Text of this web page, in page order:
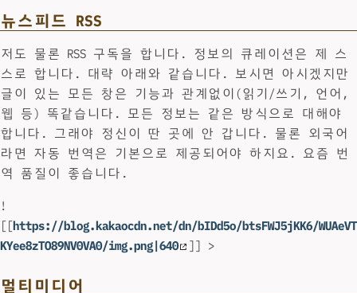
뉴스피드 RSS
저도 물론 RSS 구독을 합니다. 정보의 큐레이션은 제 스
스로 합니다. 대략 아래와 같습니다. 보시면 아시겠지만
글이 있는 모든 창은 기능과 관계없이(읽기/쓰기, 언어,
웹 등) 똑같습니다. 모든 정보는 같은 방식으로 대해야
합니다. 그래야 정신이 딴 곳에 안 갑니다. 물론 외국어
라면 자동 번역은 기본으로 제공되어야 하지요. 요즘 번
역 품질이 좋습니다.
!
[[https://blog.kakaocdn.net/dn/bIDd5o/btsFWJ5jKK6/WUAeVT
KYee8zTO89NV0VA0/img.png|640
]] >
멀티미디어